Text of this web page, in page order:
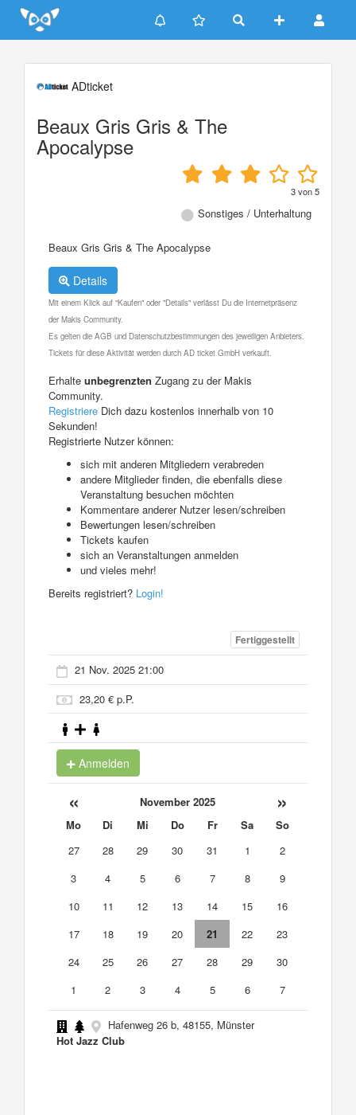
Update cookies preferences
ADticket
Beaux Gris Gris & The
Apocalypse
3von5
Sonstiges / Unterhaltung
Beaux Gris Gris & The Apocalypse
Details
Mit einem Klick auf "Kaufen" oder "Details" verlässt Du die Internetpräsenz
der Makis Community.
Es gelten die AGB und Datenschutzbestimmungen des jeweiligen Anbieters.
Tickets für diese Aktivität werden durch AD ticket GmbH verkauft.
Erhalte unbegrenzten Zugang zu der Makis
Community.
Registriere Dich dazu kostenlos innerhalb von 10
Sekunden!
Registrierte Nutzer können:
sich mit anderen Mitgliedern verabreden
andere Mitglieder finden, die ebenfalls diese
Veranstaltung besuchen möchten
Kommentare anderer Nutzer lesen/schreiben
Bewertungen lesen/schreiben
Tickets kaufen
sich an Veranstaltungen anmelden
und vieles mehr!
Bereits registriert? Login!
Fertiggestellt
21 Nov. 2025 21:00
23,20 € p.P.
Anmelden
« November 2025 »
Mo Di Mi Do Fr Sa
So
27
28 29 30 31 1
2
3
4 5 6 7 8
9
10
11 12 13 14 15
16
17
18 19 20 21 22
23
24
25 26 27 28 29
30
1
2 3 4 5 6 7
Hafenweg 26 b, 48155, Münster
Hot Jazz Club